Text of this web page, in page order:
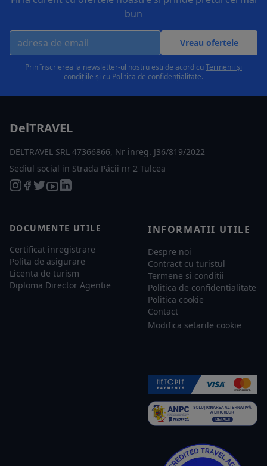
bun
Vreau ofertele
Prin înscrierea la newsletter-ul nostru esti de acord cuTermenii și
condițiile și cu Politica de confidențialitate.
DelTRAVEL
DELTRAVEL SRL 47366866, Nr inreg. J36/819/2022
Sediul social in Strada Păcii nr 2 Tulcea
DOCUMENTE UTILE
Certificat inregistrare
Polita de asigurare
Licenta de turism
Diploma Director Agentie
INFORMATII UTILE
Despre noi
Contract cu turistul
Termene si conditii
Politica de confidentialitate
Politica cookie
Contact
Modifica setarile cookie